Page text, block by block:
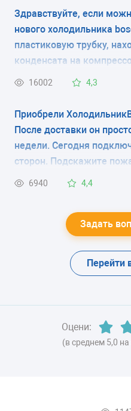
РАЗМОРАЖИВАНИЕ
ручное
РАЗМОРАЖИВАНИЕ
капельная система
ЭНЕРГОПОТРЕБЛЕНИЕ
класс A++ (219 кВтч/
ЦВЕТ
ХЛАДАГЕНТ
R600a (изобутан)
(видны какие-то
радиатора при
задней стенки? Нужно
Здравствуйте, если
нового холодильника
пластиковую трубку,
конденсата на
гофрированная трубка),
фото).Что это,
надо снять при запуске
плёнку снимать не
вразумительный ответ
комментариев.
16002 4,3
Приобрели
После доставки он
недели. Сегодня
сторон. Подскажите
причина?
6940 4,4
Задать
Перейти
Оцени:
(в среднем 5,0